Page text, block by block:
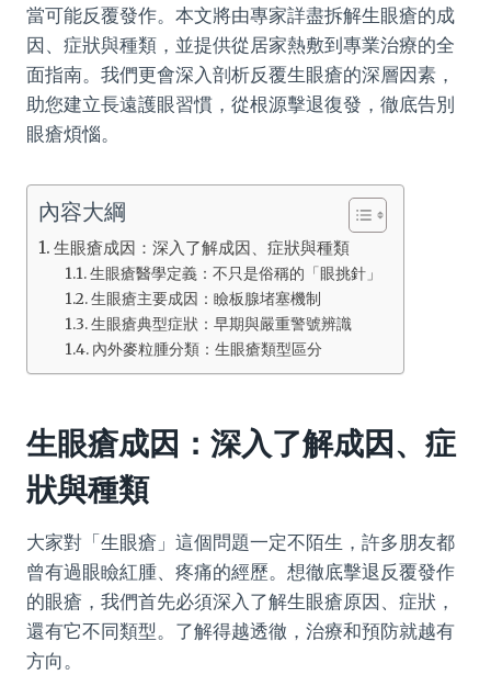
當可能反覆發作。本文將由專家詳盡拆解生眼瘡的成
因、症狀與種類，並提供從居家熱敷到專業治療的全
面指南。我們更會深入剖析反覆生眼瘡的深層因素，
助您建立長遠護眼習慣，從根源擊退復發，徹底告別
眼瘡煩惱。
內容大綱
生眼瘡成因：深入了解成因、症狀與種類
生眼瘡醫學定義：不只是俗稱的「眼挑針」
生眼瘡主要成因：瞼板腺堵塞機制
生眼瘡典型症狀：早期與嚴重警號辨識
內外麥粒腫分類：生眼瘡類型區分
生眼瘡成因：深入了解成因、症
狀與種類
大家對「生眼瘡」這個問題一定不陌生，許多朋友都
曾有過眼瞼紅腫、疼痛的經歷。想徹底擊退反覆發作
的眼瘡，我們首先必須深入了解生眼瘡原因、症狀，
還有它不同類型。了解得越透徹，治療和預防就越有
方向。